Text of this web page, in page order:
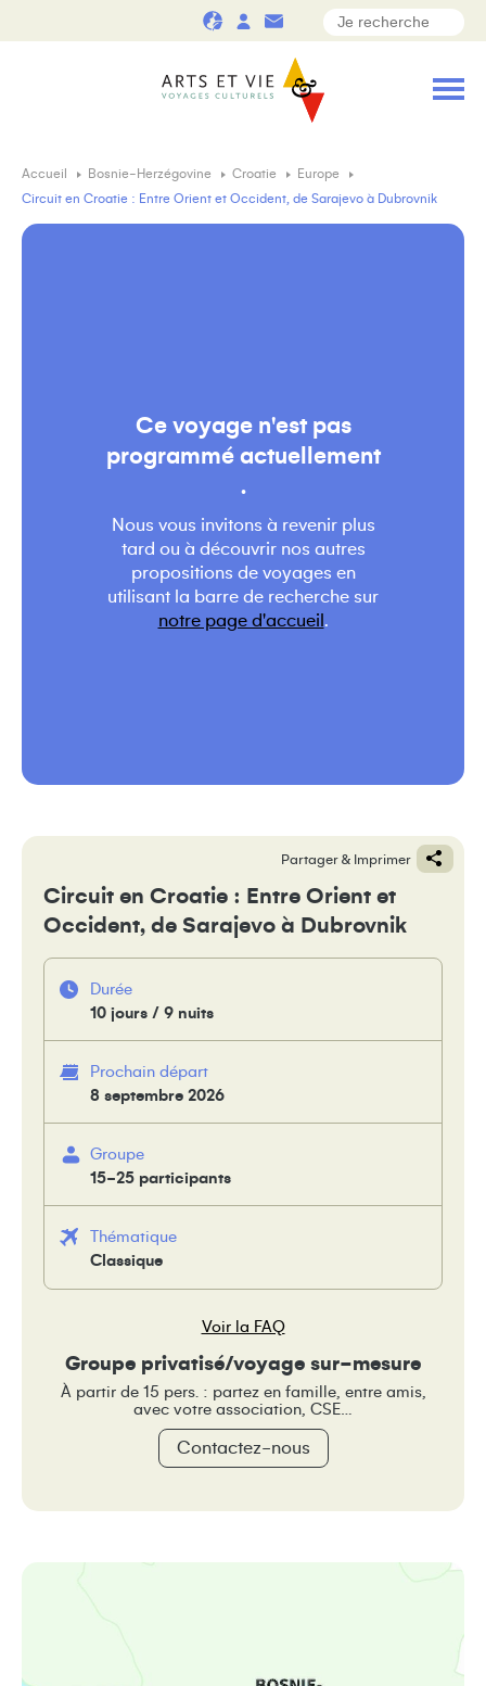
Accueil Bosnie-Herzégovine Croatie
Europe
Circuit en Croatie : Entre Orient et Occident, de Sarajevo à Dubrovnik
Ce voyage n'est pas
programmé actuellement
.
Nous vous invitons à revenir plus
tard ou à découvrir nos autres
propositions de voyages en
utilisant la barre de recherche sur
notre page d'accueil .
Partager & Imprimer
Circuit en Croatie : Entre Orient et
Occident, de Sarajevo à Dubrovnik
Durée
10 jours / 9 nuits
Prochain départ
8 septembre 2026
Groupe
15-25 participants
Thématique
Classique
Voir la FAQ
Groupe privatisé/voyage sur-mesure
À partir de 15 pers. : partez en famille, entre amis,
avec votre association, CSE…
Contactez-nous